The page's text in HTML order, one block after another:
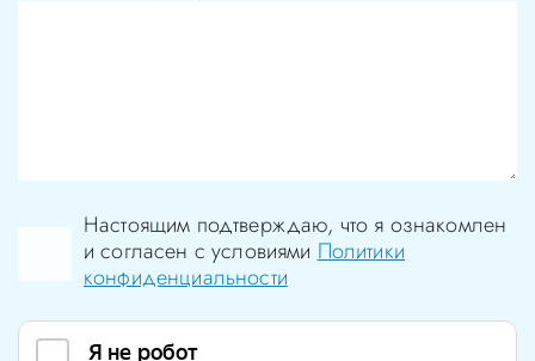
Настоящим подтверждаю, что я ознакомлен
и согласен с условиямиПолитики
конфиденциальности